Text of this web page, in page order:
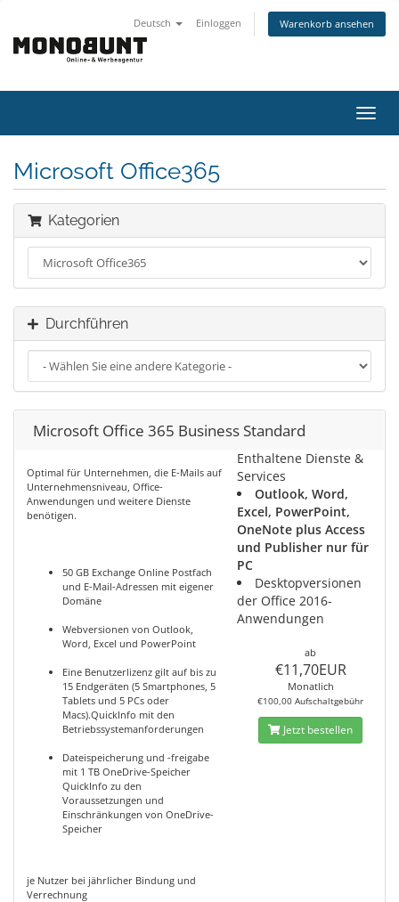
Deutsch Einloggen Warenkorb ansehen
ein-/
Microsoft Office365
Kategorien
Durchführen
Microsoft Office 365 Business Standard
Optimal für Unternehmen, die E-Mails auf
Unternehmensniveau, Office-
Anwendungen und weitere Dienste
benötigen.
50 GB Exchange Online Postfach
und E-Mail-Adressen mit eigener
Domäne
Webversionen von Outlook,
Word, Excel und PowerPoint
Eine Benutzerlizenz gilt auf bis zu
15 Endgeräten (5 Smartphones, 5
Tablets und 5 PCs oder
Macs).QuickInfo mit den
Betriebssystemanforderungen
Dateispeicherung und -freigabe
mit 1 TB OneDrive-Speicher
QuickInfo zu den
Voraussetzungen und
Einschränkungen von OneDrive-
Speicher
je Nutzer bei jährlicher Bindung und
Verrechnung
Enthaltene Dienste &
Services
Outlook, Word,
Excel, PowerPoint,
OneNote plus Access
und Publisher nur für
PC
Desktopversionen
der Office 2016-
Anwendungen
ab
€11,70EUR
Monatlich
€100,00 Aufschaltgebühr
Jetzt bestellen